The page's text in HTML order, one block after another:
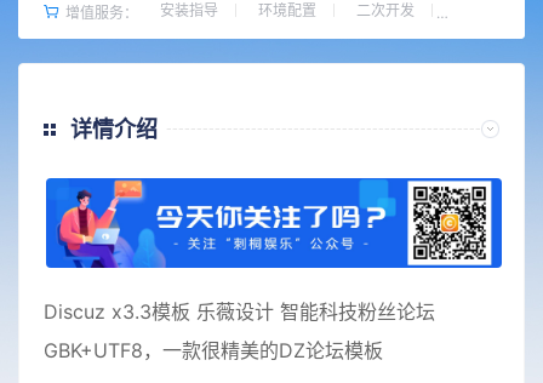
增值服务： 安装指导 环境配置 二次开发
详情介绍
Discuz x3.3模板 乐薇设计 智能科技粉丝论坛
GBK+UTF8，一款很精美的DZ论坛模板